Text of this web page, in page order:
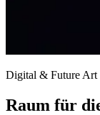
Digital & Future Art
Raum für